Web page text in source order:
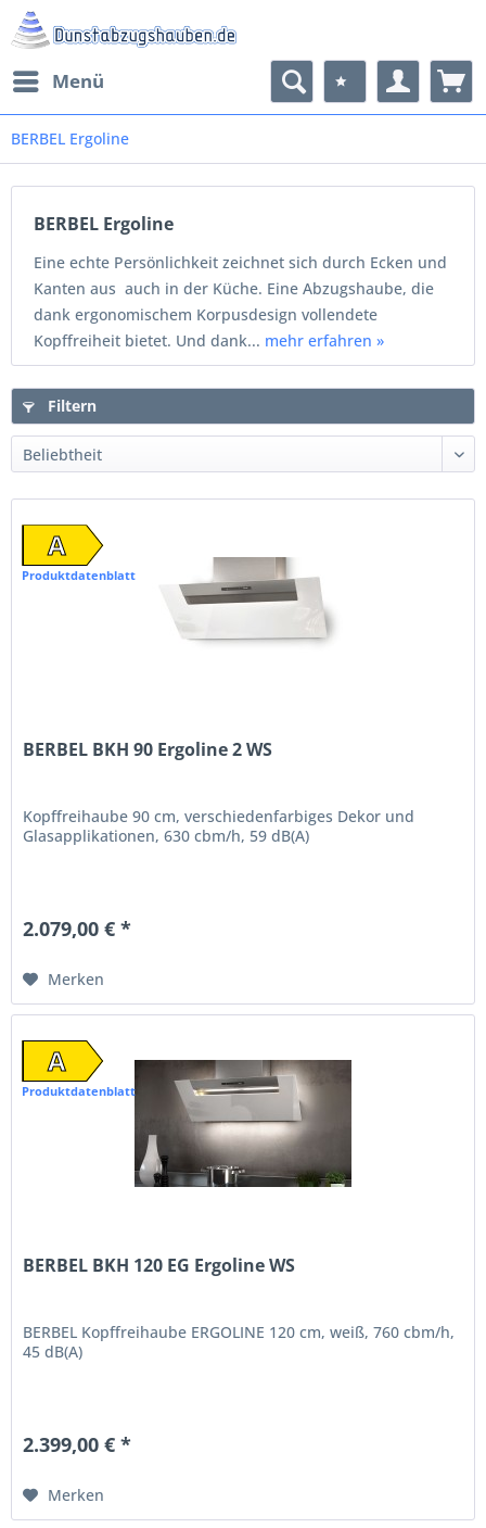
Menü
BERBEL Ergoline
BERBEL Ergoline
Eine echte Persönlichkeit zeichnet sich durch Ecken und
Kanten aus  auch in der Küche. Eine Abzugshaube, die
dank ergonomischem Korpusdesign vollendete
Kopffreiheit bietet. Und dank... mehr erfahren »
Filtern
A
Produktdatenblatt
BERBEL BKH 90 Ergoline 2 WS
Kopffreihaube 90 cm, verschiedenfarbiges Dekor und
Glasapplikationen, 630 cbm/h, 59 dB(A)
2.079,00 € *
Merken
A
Produktdatenblatt
BERBEL BKH 120 EG Ergoline WS
BERBEL Kopffreihaube ERGOLINE 120 cm, weiß, 760 cbm/h,
45 dB(A)
2.399,00 € *
Merken